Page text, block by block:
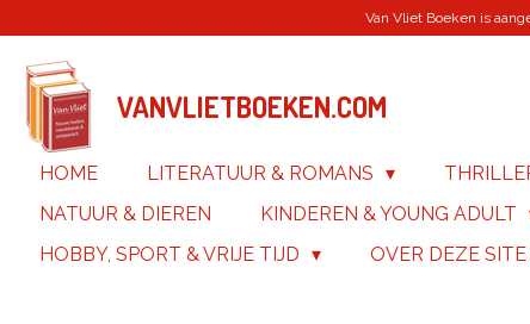
naar
hoofdinhoud
Van Vliet Boeken is
VANVLIETBOEKEN.COM
HOME LITERATUUR & ROMANS
NATUUR & DIEREN
KINDEREN & YOUNG ADULT
HOBBY, SPORT & VRIJE TIJD
OVER DEZE